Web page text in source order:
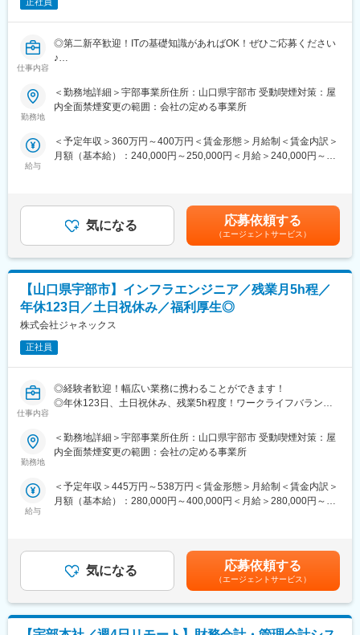
■働き方
勤務例：
※原則夜勤は連続2日まで
・休日に大規模な設置作業がある等、特別な状況が発生した場合
は、休日出勤の可能性があります（その分は代休取得、若しくは
時間外勤務を適用）。
・休日出勤、夜間勤務は基本的にありません。※ただし、修理対応
■当社の特徴：
ンダーです。そのため、顧客の要望に確実に応えられる、最適な
提案ができます。
仕事内容
◎第二新卒歓迎！ITの基礎知識があればOK！ぜひご応募ください
♪
が整います！
◎JAグループの安定基盤あり！業績も伸長しています！
当社はソリューションサービスの提供を主な事業としています。
1973年4月に設立、山口県山口市に本社を置いています。事業拡
■業務内容：
主にJAグループに導入している基幹システム、金融システム、販
売システム等の業務系アプリケーションの開発や保守・改善業務
をメインにお任せいたします。また、県内企業向けのシステム開
発や大手ベンダーからの業務委託なども請け負っております。
■業務詳細：
・システム開発・保守業務
・システム運用・基盤管理業務
現在約20名のメンバーが在籍しています。（20代～50代）
業務に必要な知識技術の習得と社員の自己啓発を目的とし、会社
が承認した
受験料の負担（受験回数に制限あり）や資格取得褒賞金制度もご
ざいます。
お客様の大切な情報資産を安全に維持／管理する施設である「デ
ータセンター」を山口県下でいち早く展開しました。そんな県内
では珍しい施設を運営することを強みに、官公庁とも安定取引を
しています。”地域社会で最も信頼されるICT企業“を目指し、日々
新たなチャレンジを行っています。
勤務地
＜勤務地詳細＞宇部事業所住所：山口県宇部市 受動喫煙対策：屋
内全面禁煙変更の範囲：会社の定める事業所
給与
＜予定年収＞360万円～400万円＜賃金形態＞月給制＜賃金内訳＞
月額（基本給）：240,000円～250,000円＜月給＞240,000円～
月給(月額)は固定手当を含めた表記です。
気になる 応募依頼する
（エージェントサービス）
【山口県宇部市】インフラエンジニア／残業月5h程／
年休123日／土日祝休み／福利厚生◎
株式会社ジャネックス
正社員
仕事内容
◎経験者歓迎！幅広い業務に携わることができます！
◎年休123日、土日祝休み、残業5h程度！ワークライフバランス
◎JAグループの安定基盤あり！業績も伸長しています！
1973年4月に設立、山口県山口市に本社を置いています。事業拡
大による人員体制をより強化するために中途採用募集を行ってお
主にJAグループに導入している基幹システム、金融システム、販
売システム等の業務系アプリケーションの開発や保守・改善業務
をメインにお任せいたします。また、県内企業向けのシステム開
発や大手ベンダーからの業務委託なども請け負っております。
勤務地
＜勤務地詳細＞宇部事業所住所：山口県宇部市 受動喫煙対策：屋
内全面禁煙変更の範囲：会社の定める事業所
給与
＜予定年収＞445万円～538万円＜賃金形態＞月給制＜賃金内訳＞
月額（基本給）：280,000円～400,000円＜月給＞280,000円～
月給(月額)は固定手当を含めた表記です。
気になる 応募依頼する
（エージェントサービス）